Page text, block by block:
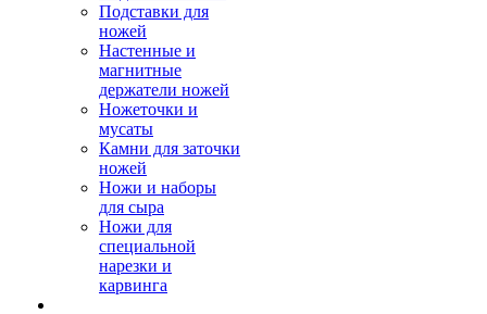
Подставки для
ножей
Настенные и
магнитные
держатели ножей
Ножеточки и
мусаты
Камни для заточки
ножей
Ножи и наборы
для сыра
Ножи для
специальной
нарезки и
карвинга